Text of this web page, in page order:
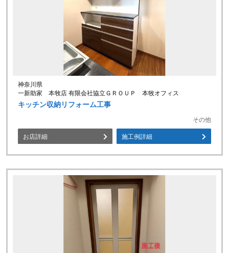
神奈川県
一新助家 本牧店 有限会社協立ＧＲＯＵＰ 本牧オフィス
キッチン収納リフォーム工事
その他
お店詳細 施工例詳細